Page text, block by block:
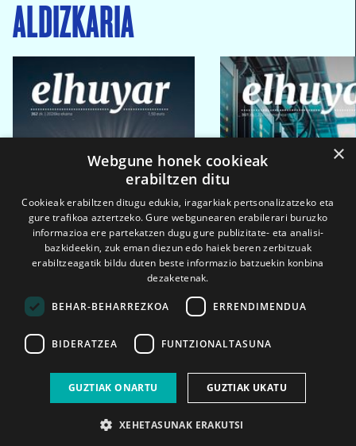
ALDIZKARIA
2026ko eka. 1a 2026ko mar. 1a
×
Webgune honek cookieak
erabiltzen ditu
Cookieak erabiltzen ditugu edukia, iragarkiak pertsonalizatzeko eta
gure trafikoa aztertzeko. Gure webgunearen erabilerari buruzko
informazioa ere partekatzen dugu gure publizitate- eta analisi-
bazkideekin, zuk eman diezun edo haiek beren zerbitzuak
erabiltzeagatik bildu duten beste informazio batzuekin konbina
dezaketenak.
BEHAR-BEHARREZKOA ERRENDIMENDUA
BIDERATZEA FUNTZIONALTASUNA
GUZTIAK ONARTU GUZTIAK UKATU
XEHETASUNAK ERAKUTSI